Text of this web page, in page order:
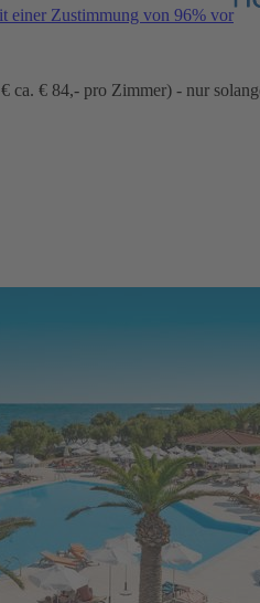
einer Zustimmung von 96% vor
ca. € 84,- pro Zimmer) - nur